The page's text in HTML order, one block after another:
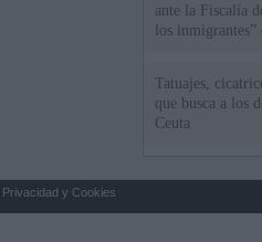
ante la Fiscalía
los inmigrantes”
Tatuajes,
que busca a los
Ceuta
Privacidad y Cookies